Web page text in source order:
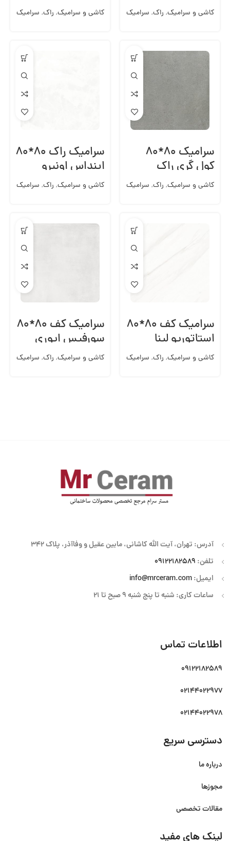
کاشی و سرامیک, راک, سرامیک
آلباتروس
کاشی و سرامیک, راک, سرامیک
سرامیک ۸۰*۸۰
کول گری راک
کاشی و سرامیک, راک, سرامیک
سرامیک راک ۸۰*۸۰
اینداس اونیرو
کاشی و سرامیک, راک, سرامیک
سرامیک کف ۸۰*۸۰
استاتوریو لینا
کاشی و سرامیک, راک, سرامیک
سرامیک کف ۸۰*۸۰
سورفیس ایوری
راک
کاشی و سرامیک, راک, سرامیک
آدرس: تهران، آیت الله کاشانی، مابین عقیل و وفاآذر، پلاک 342
تلفن: 09122182589
ایمیل:info@mrceram.com
ساعات کاری: شنبه تا پنج شنبه 9 صبح تا 21
اطلاعات تماس
09122182589
02144022977
02144022978
دسترسی سریع
درباره ما
مجوزها
مقالات تخصصی
لینک های مفید